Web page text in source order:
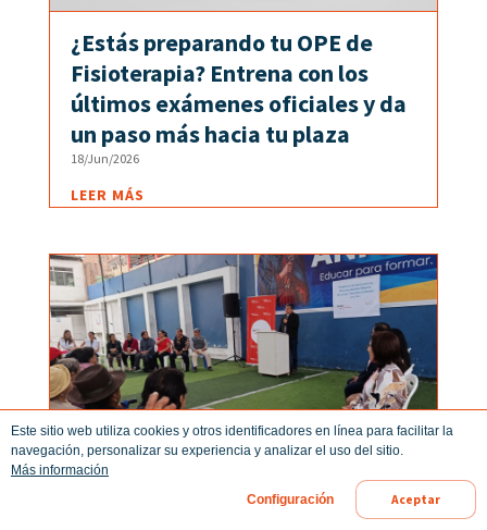
Este sitio web utiliza cookies y otros identificadores en línea para facilitar la
navegación, personalizar su experiencia y analizar el uso del sitio.
Más información
Configuración Aceptar
¿Estás preparando tu OPE de
Fisioterapia? Entrena con los
últimos exámenes oficiales y da
un paso más hacia tu plaza
18/Jun/2026
LEER MÁS